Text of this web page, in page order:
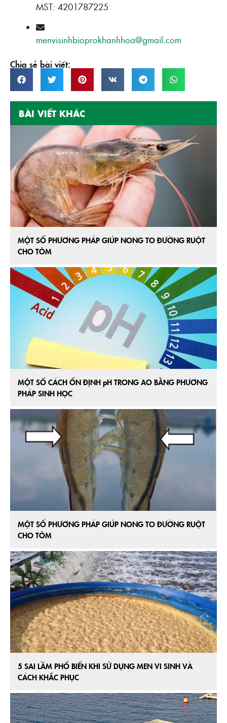
MST: 4201787225
menvisinhbioprokhanhhoa@gmail.com
Chia sẻ bài viết:
BÀI VIẾT KHÁC
MỘT SỐ PHƯƠNG PHÁP GIÚP NONG TO ĐƯỜNG RUỘT
CHO TÔM
MỘT SỐ CÁCH ỔN ĐỊNH pH TRONG AO BẰNG PHƯƠNG
PHÁP SINH HỌC
MỘT SỐ PHƯƠNG PHÁP GIÚP NONG TO ĐƯỜNG RUỘT
CHO TÔM
5 SAI LẦM PHỔ BIẾN KHI SỬ DỤNG MEN VI SINH VÀ
CÁCH KHẮC PHỤC